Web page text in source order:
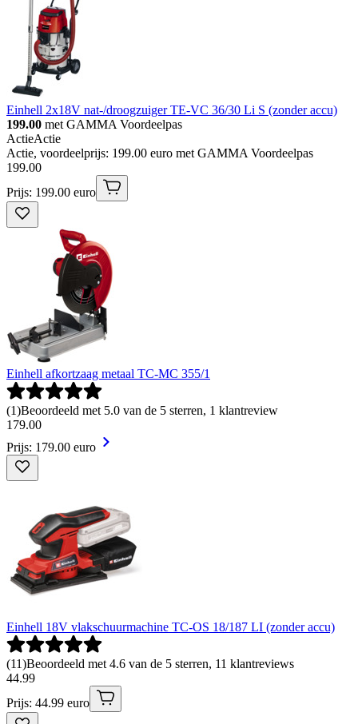
Einhell 2x18V nat-/droogzuiger TE-VC 36/30 Li S (zonder accu)
199.00 met GAMMA Voordeelpas
ActieActie
Actie, voordeelprijs: 199.00 euro met GAMMA Voordeelpas
199.00
Prijs: 199.00 euro
Einhell afkortzaag metaal TC-MC 355/1
(1)Beoordeeld met 5.0 van de 5 sterren, 1 klantreview
179.00
Prijs: 179.00 euro
Einhell 18V vlakschuurmachine TC-OS 18/187 LI (zonder accu)
(11)Beoordeeld met 4.6 van de 5 sterren, 11 klantreviews
44.99
Prijs: 44.99 euro